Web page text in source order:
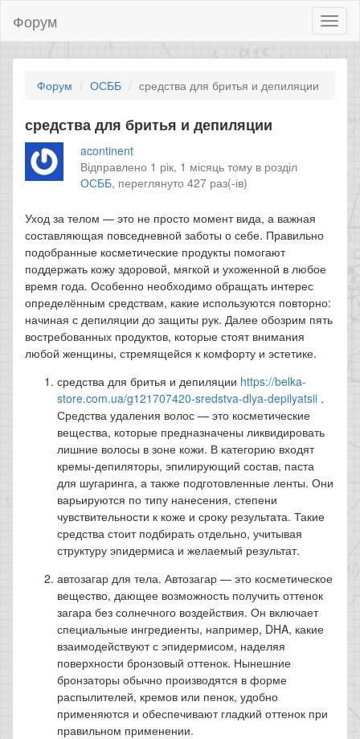
Форум
Форум ОСББ средства для бритья и депиляции
средства для бритья и депиляции
acontinent
Відправлено 1 рік, 1 місяць тому в розділ
ОСББ, переглянуто 427 раз(-ів)
Уход за телом — это не просто момент вида, а важная
составляющая повседневной заботы о себе. Правильно
подобранные косметические продукты помогают
поддержать кожу здоровой, мягкой и ухоженной в любое
время года. Особенно необходимо обращать интерес
определённым средствам, какие используются повторно:
начиная с депиляции до защиты рук. Далее обозрим пять
востребованных продуктов, которые стоят внимания
любой женщины, стремящейся к комфорту и эстетике.
средства для бритья и депиляции https://belka-
store.com.ua/g121707420-sredstva-dlya-depilyatsii .
Средства удаления волос — это косметические
вещества, которые предназначены ликвидировать
лишние волосы в зоне кожи. В категорию входят
кремы-депиляторы, эпилирующий состав, паста
для шугаринга, а также подготовленные ленты. Они
варьируются по типу нанесения, степени
чувствительности к коже и сроку результата. Такие
средства стоит подбирать отдельно, учитывая
структуру эпидермиса и желаемый результат.
автозагар для тела. Автозагар — это косметическое
вещество, дающее возможность получить оттенок
загара без солнечного воздействия. Он включает
специальные ингредиенты, например, DHA, какие
взаимодействуют с эпидермисом, наделяя
поверхности бронзовый оттенок. Нынешние
бронзаторы обычно производятся в форме
распылителей, кремов или пенок, удобно
применяются и обеспечивают гладкий оттенок при
правильном применении.